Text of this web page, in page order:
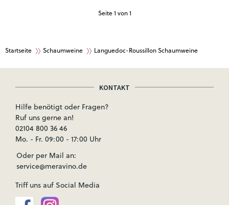
Seite1 von 1
Startseite Schaumweine Languedoc-Roussillon Schaumweine
KONTAKT
Hilfe benötigt oder Fragen?
Ruf uns gerne an!
02104 800 36 46
Mo. - Fr. 09:00 - 17:00 Uhr
Oder per Mail an:
service@meravino.de
Triff uns auf Social Media